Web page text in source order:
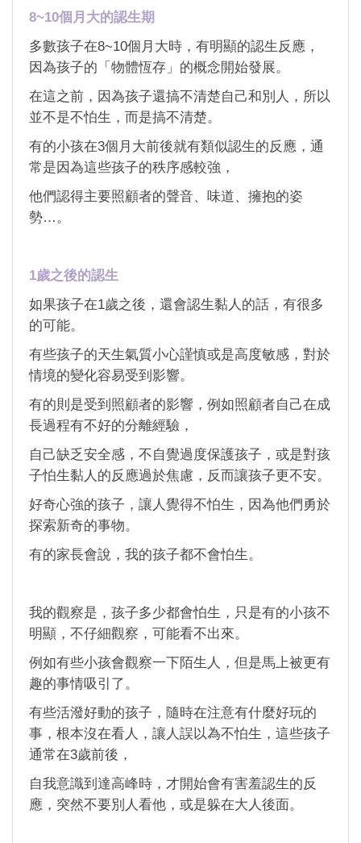
8~10個月大的認生期
多數孩子在8~10個月大時，有明顯的認生反應，
因為孩子的「物體恆存」的概念開始發展。
在這之前，因為孩子還搞不清楚自己和別人，所以
並不是不怕生，而是搞不清楚。
有的小孩在3個月大前後就有類似認生的反應，通
常是因為這些孩子的秩序感較強，
他們認得主要照顧者的聲音、味道、擁抱的姿
勢…。
1歲之後的認生
如果孩子在1歲之後，還會認生黏人的話，有很多
的可能。
有些孩子的天生氣質小心謹慎或是高度敏感，對於
情境的變化容易受到影響。
有的則是受到照顧者的影響，例如照顧者自己在成
長過程有不好的分離經驗，
自己缺乏安全感，不自覺過度保護孩子，或是對孩
子怕生黏人的反應過於焦慮，反而讓孩子更不安。
好奇心強的孩子，讓人覺得不怕生，因為他們勇於
探索新奇的事物。
有的家長會說，我的孩子都不會怕生。
我的觀察是，孩子多少都會怕生，只是有的小孩不
明顯，不仔細觀察，可能看不出來。
例如有些小孩會觀察一下陌生人，但是馬上被更有
趣的事情吸引了。
有些活潑好動的孩子，隨時在注意有什麼好玩的
事，根本沒在看人，讓人誤以為不怕生，這些孩子
通常在3歲前後，
自我意識到達高峰時，才開始會有害羞認生的反
應，突然不要別人看他，或是躲在大人後面。